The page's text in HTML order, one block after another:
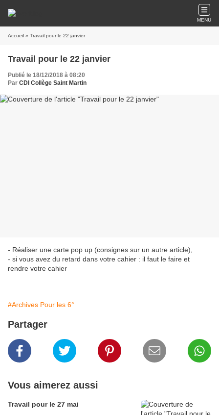
MENU
Accueil » Travail pour le 22 janvier
Travail pour le 22 janvier
Publié le 18/12/2018 à 08:20
Par CDI Collège Saint Martin
- Réaliser une carte pop up (consignes sur un autre article),
- si vous avez du retard dans votre cahier : il faut le faire et
rendre votre cahier
#Archives Pour les 6°
Partager
Vous aimerez aussi
Travail pour le 27 mai